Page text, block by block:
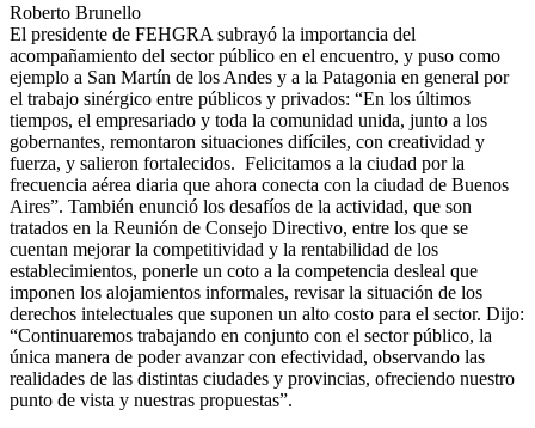
Roberto Brunello
El presidente de FEHGRA subrayó la importancia del
acompañamiento del sector público en el encuentro, y puso como
ejemplo a San Martín de los Andes y a la Patagonia en general por
el trabajo sinérgico entre públicos y privados: “En los últimos
tiempos, el empresariado y toda la comunidad unida, junto a los
gobernantes, remontaron situaciones difíciles, con creatividad y
fuerza, y salieron fortalecidos. Felicitamos a la ciudad por la
frecuencia aérea diaria que ahora conecta con la ciudad de Buenos
Aires”. También enunció los desafíos de la actividad, que son
tratados en la Reunión de Consejo Directivo, entre los que se
cuentan mejorar la competitividad y la rentabilidad de los
establecimientos, ponerle un coto a la competencia desleal que
imponen los alojamientos informales, revisar la situación de los
derechos intelectuales que suponen un alto costo para el sector. Dijo:
“Continuaremos trabajando en conjunto con el sector público, la
única manera de poder avanzar con efectividad, observando las
realidades de las distintas ciudades y provincias, ofreciendo nuestro
punto de vista y nuestras propuestas”.